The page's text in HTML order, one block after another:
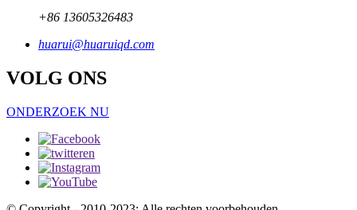
+86 13605326483
huarui@huaruiqd.com
VOLG ONS
ONDERZOEK NU